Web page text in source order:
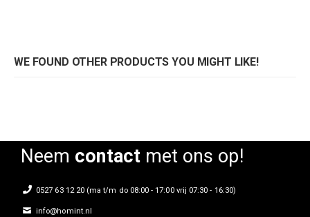
WE FOUND OTHER PRODUCTS YOU MIGHT LIKE!
Neem contactmet ons op!
0527 63 12 20 (ma t/m do 08:00 - 17:00 vrij 07:30 - 16:30)
info@homint.nl